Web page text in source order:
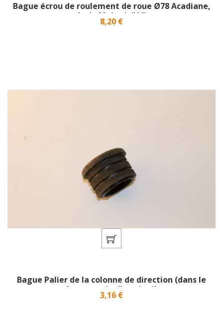
Bague écrou de roulement de roue Ø78 Acadiane,
Ami , Mehari 4X4}
Prix
8,20 €
Bague Palier de la colonne de direction (dans le
fourreau de direction)}
Prix
3,16 €